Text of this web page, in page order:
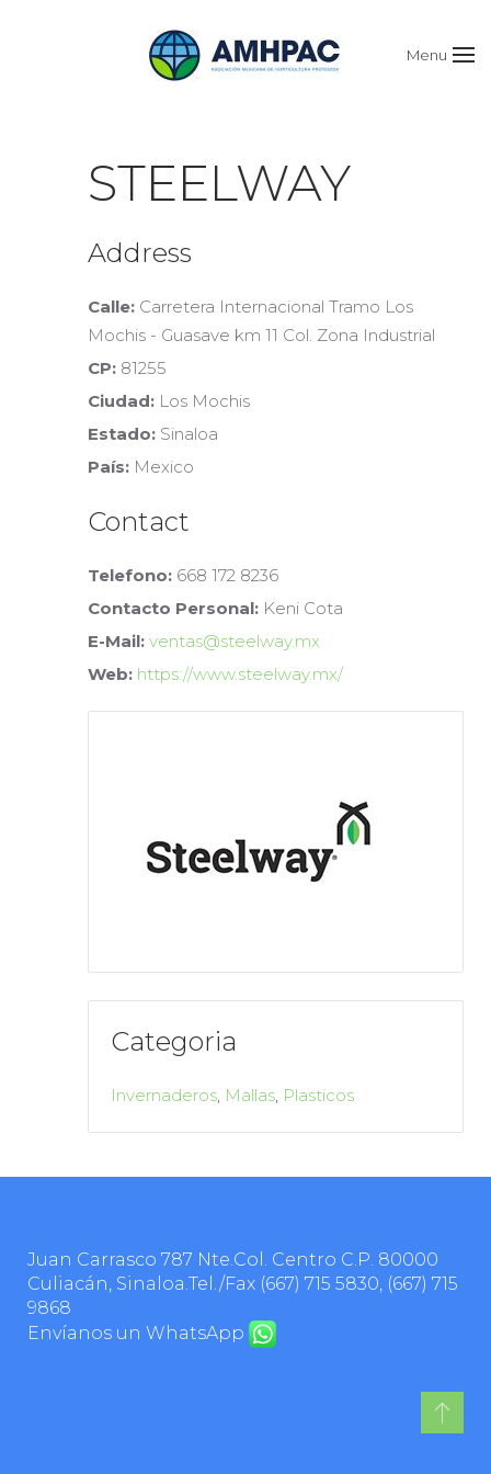
Menu
STEELWAY
Address
Calle: Carretera Internacional Tramo Los
Mochis - Guasave km 11 Col. Zona Industrial
CP: 81255
Ciudad: Los Mochis
Estado: Sinaloa
País: Mexico
Contact
Telefono: 668 172 8236
Contacto Personal: Keni Cota
E-Mail: ventas@steelway.mx
Web: https://www.steelway.mx/
Categoria
Invernaderos, Mallas, Plasticos
Juan Carrasco 787 Nte.Col. Centro C.P. 80000
Culiacán, Sinaloa.Tel./Fax (667) 715 5830, (667) 715
9868
Envíanos un WhatsApp